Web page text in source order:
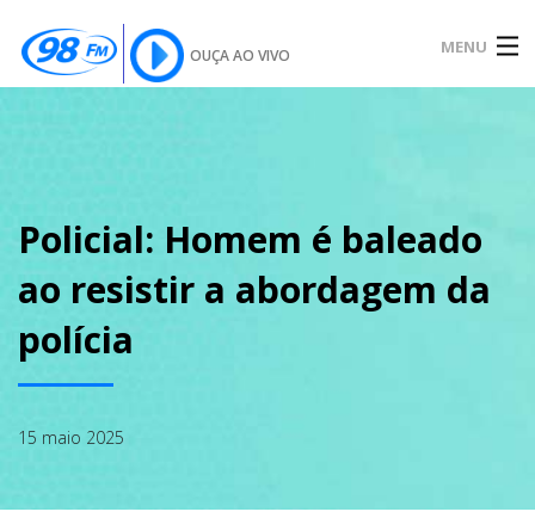
OUÇA AO VIVO MENU
SOBRE
Policial: Homem é baleado
ao resistir a abordagem da
polícia
15 maio 2025